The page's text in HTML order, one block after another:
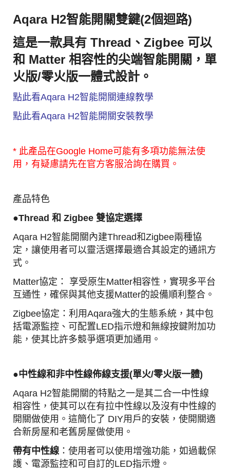
Aqara H2智能開關雙鍵(2個迴路)
這是一款具有 Thread、Zigbee 可以
和 Matter 相容性的尖端智能開關，單
火版/零火版一體式設計。
點此看Aqara H2智能開關連線教學
點此看Aqara H2智能開關安裝教學
* 此產品在Google Home可能有多項功能無法使
用，有疑慮請先在官方客服洽詢在購買。
產品特色
●Thread 和 Zigbee 雙協定選擇
Aqara H2智能開關內建Thread和Zigbee兩種協
定，讓使用者可以靈活選擇最適合其設定的通訊方
式。
Matter協定： 享受原生Matter相容性，實現多平台
互通性，確保與其他支援Matter的設備順利整合。
Zigbee協定：利用Aqara強大的生態系統，其中包
括電源監控、可配置LED指示燈和無線按鍵附加功
能，使其比許多競爭選項更加通用。
●中性線和非中性線佈線支援(單火/零火版一體)
Aqara H2智能開關的特點之一是其二合一中性線
相容性，使其可以在有拉中性線以及沒有中性線的
開關做使用。 這簡化了 DIY用戶的安裝，使開關適
合新房屋和老舊房屋做使用。
帶有中性線：使用者可以使用增強功能，如過載保
護、電源監控和可自訂的LED指示燈。